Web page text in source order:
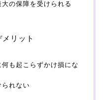
の保障を受けられる
リット
も起こらずかけ損にな
れない